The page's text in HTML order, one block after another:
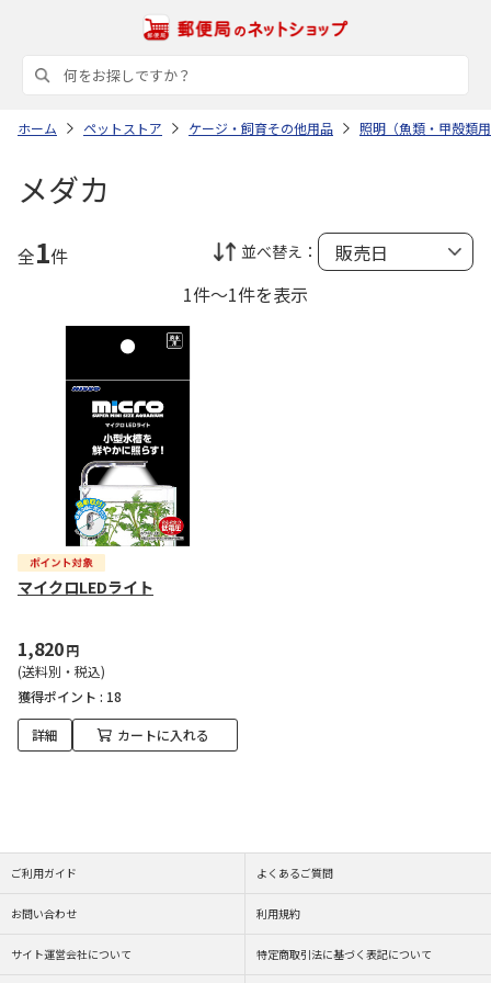
ホーム ペットストア ケージ・飼育その他用品 照明（魚類・甲殻類
メダカ
全1件 並べ替え：
1件～1件を表示
マイクロLEDライト
1,820円
(送料別・税込)
獲得ポイント : 18
詳細 カートに入れる
ご利用ガイド よくあるご質問
お問い合わせ 利用規約
サイト運営会社について 特定商取引法に基づく表記について